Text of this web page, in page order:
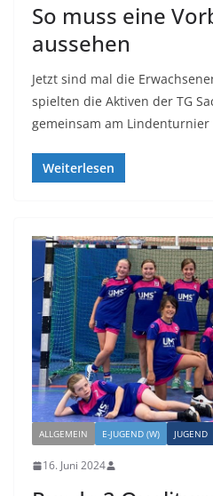
So muss eine
aussehen
Jetzt sind mal die
spielten die Aktiven der TG
gemeinsam am Lindenturnier
Weiterlesen
ALLGEMEIN E-JUGEND (W) JUGEND
16. Juni 2024